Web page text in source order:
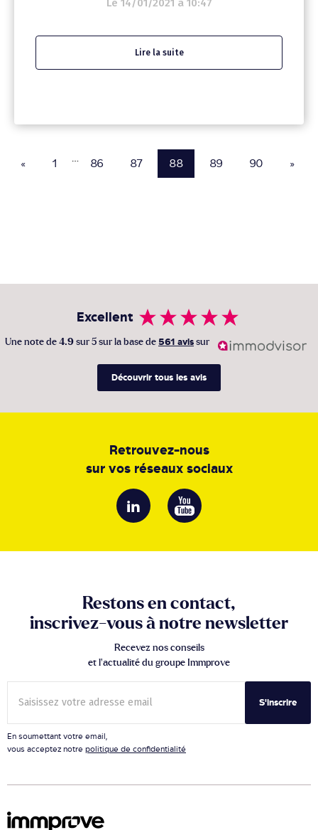
Le 14/01/2021 à 10:47
Lire la suite
« 1 86 87 88 89 90 »
Excellent
Une note de 4.9 sur 5 sur la base de 561 avis sur
Découvrir tous les avis
Retrouvez-nous
sur vos réseaux sociaux
Restons en contact,
inscrivez-vous à notre newsletter
Recevez nos conseils
et l’actualité du groupe Immprove
S'inscrire
En soumettant votre email,
vous acceptez notre politique de confidentialité